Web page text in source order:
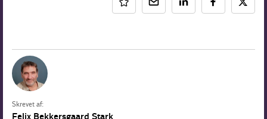
Skrevet af:
Felix Bekkersgaard Stark